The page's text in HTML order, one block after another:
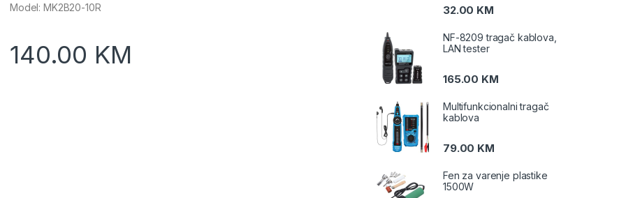
Model: MK2B20-10R
140.00 KM
32.00 KM
NF-8209 tragač kablova,
LAN tester
165.00 KM
Multifunkcionalni tragač
kablova
79.00 KM
Fen za varenje plastike
1500W